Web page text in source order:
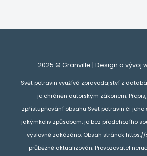
2025 © Granville | Design a vývoj
Svět potravin využívá zpravodajství z
je chráněn autorským zákonem.
zpřístupňování obsahu Svět potravin či jeho
jakýmkoliv způsobem, je bez předchozího
výslovně zakázáno. Obsah stránek
průběžně aktualizován. Provozovatel